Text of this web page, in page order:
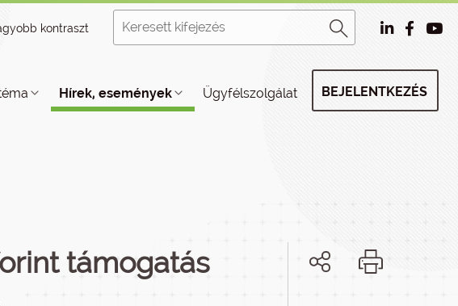
kontraszt
Hírek, események Ügyfélszolgálat BEJELENTKEZÉS
támogatás